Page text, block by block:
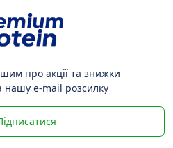
про акції та знижки
нашу e-mail розсилку